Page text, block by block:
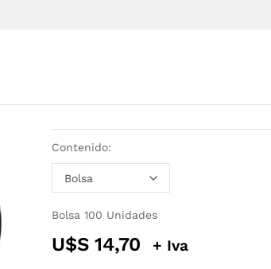
Contenido:
Bolsa 100 Unidades
U$S 14,70 + Iva